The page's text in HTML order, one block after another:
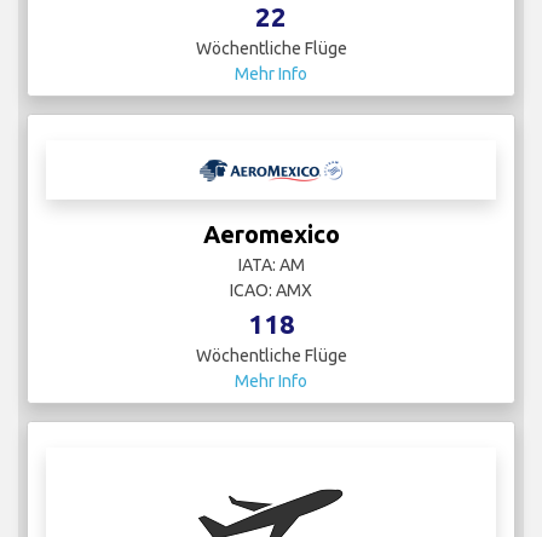
22
Wöchentliche Flüge
Mehr Info
Aeromexico
IATA: AM
ICAO: AMX
118
Wöchentliche Flüge
Mehr Info